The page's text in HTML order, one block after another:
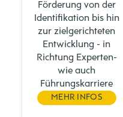
Förderung von der
Identifikation bis hin
zur zielgerichteten
Entwicklung - in
Richtung Experten-
wie auch
Führungskarriere
MEHR INFOS